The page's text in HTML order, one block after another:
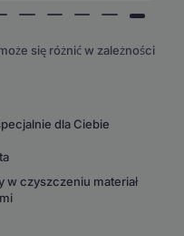
się różnić w zależności
dla Ciebie
w czyszczeniu materiał